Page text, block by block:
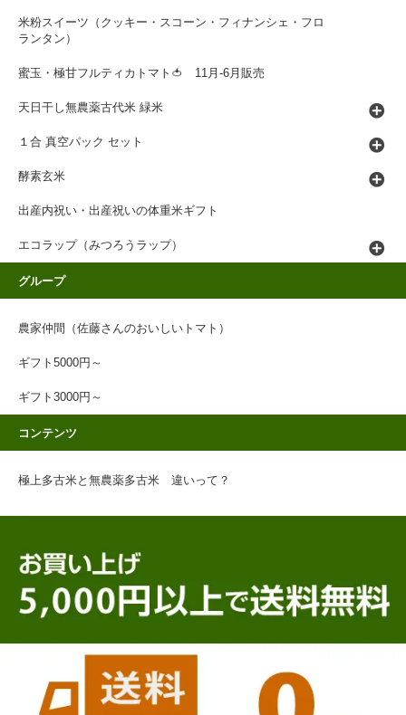
米粉スイーツ（クッキー・スコーン・フィナンシェ・フロ
ランタン）
蜜玉・極甘フルティカトマト🍅 11月-6月販売
天日干し無農薬古代米 緑米
１合 真空パック セット
酵素玄米
出産内祝い・出産祝いの体重米ギフト
エコラップ（みつろうラップ）
グループ
農家仲間（佐藤さんのおいしいトマト）
ギフト5000円～
ギフト3000円～
コンテンツ
極上多古米と無農薬多古米 違いって？